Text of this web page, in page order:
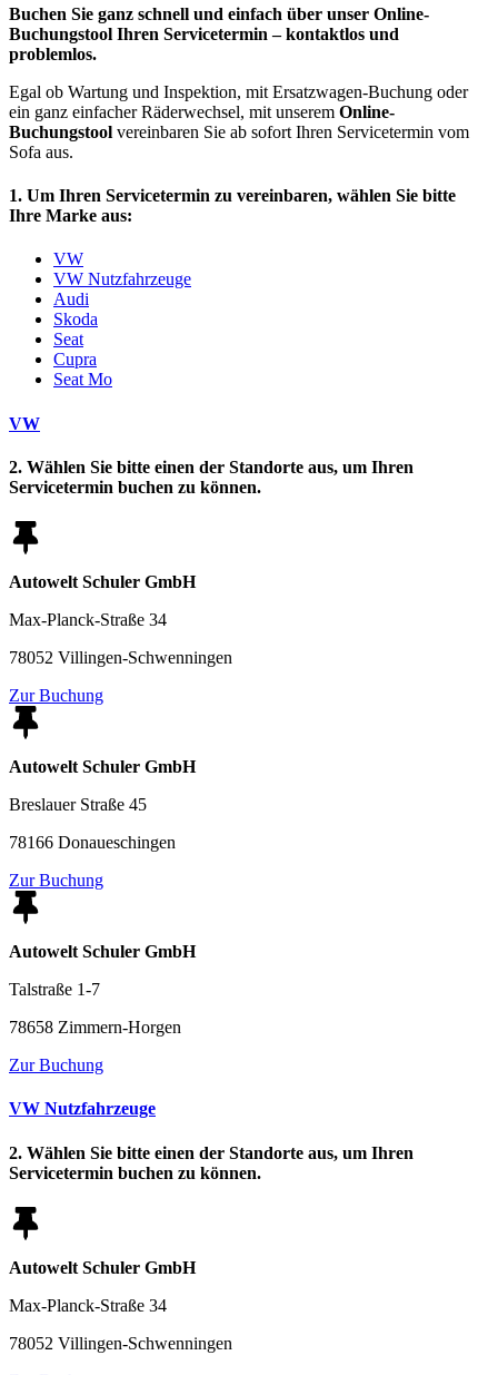
Buchen Sie ganz schnell und einfach über unser Online-
Buchungstool Ihren Servicetermin – kontaktlos und
problemlos.
Egal ob Wartung und Inspektion, mit Ersatzwagen-Buchung oder
ein ganz einfacher Räderwechsel, mit unserem Online-
Buchungstool vereinbaren Sie ab sofort Ihren Servicetermin vom
Sofa aus.
1. Um Ihren Servicetermin zu vereinbaren, wählen Sie bitte
Ihre Marke aus:
VW
VW Nutzfahrzeuge
Audi
Skoda
Seat
Cupra
Seat Mo
VW
2. Wählen Sie bitte einen der Standorte aus, um Ihren
Servicetermin buchen zu können.
Autowelt Schuler GmbH
Max-Planck-Straße 34
78052 Villingen-Schwenningen
Zur Buchung
Autowelt Schuler GmbH
Breslauer Straße 45
78166 Donaueschingen
Zur Buchung
Autowelt Schuler GmbH
Talstraße 1-7
78658 Zimmern-Horgen
Zur Buchung
VW Nutzfahrzeuge
2. Wählen Sie bitte einen der Standorte aus, um Ihren
Servicetermin buchen zu können.
Autowelt Schuler GmbH
Max-Planck-Straße 34
78052 Villingen-Schwenningen